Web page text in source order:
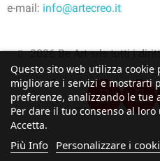
e-mail: info@artecreo.it
2026 Be Art srls tutti i
Questo sito web utilizza
migliorare i servizi e mostrarti
preferenze, analizzando le tue
Per dare il tuo consenso al
Accetta.
Più Info Personalizzare i